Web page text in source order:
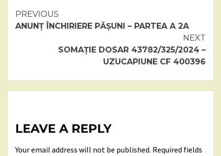
Continue
Reading
PREVIOUS
ANUNȚ ÎNCHIRIERE PĂȘUNI – PARTEA A 2A
NEXT
SOMAȚIE DOSAR 43782/325/2024 –
UZUCAPIUNE CF 400396
LEAVE A REPLY
Your email address will not be published. Required fields